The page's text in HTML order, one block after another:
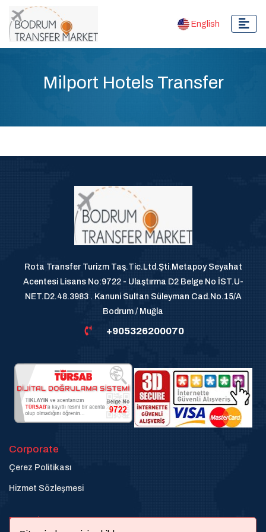
English
Milport Hotels Transfer
Rota Transfer Turizm Taş.Tic.Ltd.Şti.Metapoy Seyahat
Acentesi Lisans No:9722 - Ulaştırma D2 Belge No İST.U-
NET.D2.48.3983 . Kanuni Sultan Süleyman Cad.No.15/A
Bodrum / Muğla
+905326200070
Corporate
Çerez Politikası
Hizmet Sözleşmesi
Destek